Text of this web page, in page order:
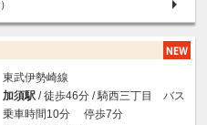
）
東武伊勢崎線
加須駅 / 徒歩46分 / 騎西三丁目 バス
乗車時間10分 停歩7分